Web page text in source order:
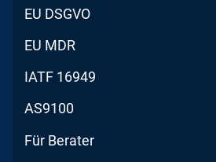
EU DSGVO
EU MDR
IATF 16949
AS9100
Für Berater